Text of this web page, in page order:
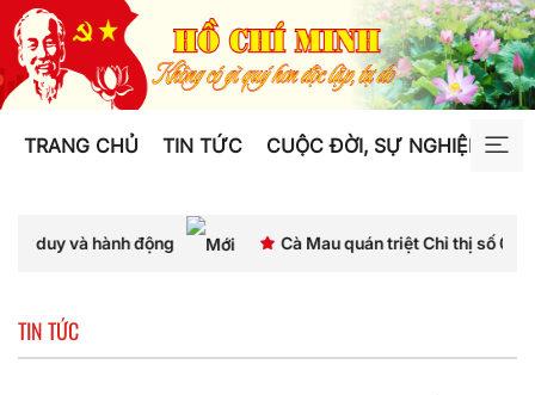
TRANG CHỦ TIN TỨC CUỘC ĐỜI, SỰ NGHIỆP TƯ
hành động Cà Mau quán triệt Chỉ thị số 07, thống
TIN TỨC